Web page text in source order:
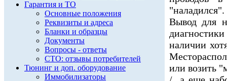
Гарантия и ТО
Основные положения
Реквизиты и адреса
Бланки и образцы
Документы
Вопросы - ответы
СТО: отзывы потребителей
Тюнинг и доп. оборудование
Иммобилизаторы
Вывод для
наличии
или возить